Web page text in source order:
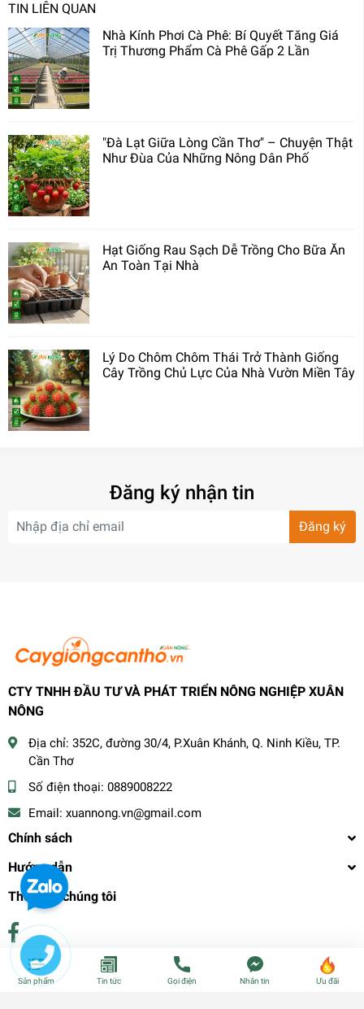
TIN LIÊN QUAN
Nhà Kính Phơi Cà Phê: Bí Quyết Tăng Giá
Trị Thương Phẩm Cà Phê Gấp 2 Lần
"Đà Lạt Giữa Lòng Cần Thơ" – Chuyện Thật
Như Đùa Của Những Nông Dân Phố
Hạt Giống Rau Sạch Dễ Trồng Cho Bữa Ăn
An Toàn Tại Nhà
Lý Do Chôm Chôm Thái Trở Thành Giống
Cây Trồng Chủ Lực Của Nhà Vườn Miền Tây
Đăng ký nhận tin
Đăng ký
CTY TNHH ĐẦU TƯ VÀ PHÁT TRIỂN NÔNG NGHIỆP XUÂN
NÔNG
Địa chỉ: 352C, đường 30/4, P.Xuân Khánh, Q. Ninh Kiều, TP.
Cần Thơ
Số điện thoại: 0889008222
Email: xuannong.vn@gmail.com
Chính sách
Hướng dẫn
Theo dõi chúng tôi
Phương thức thanh toán
Sản phẩm Tin tức Gọi điện Nhắn tin Ưu đãi